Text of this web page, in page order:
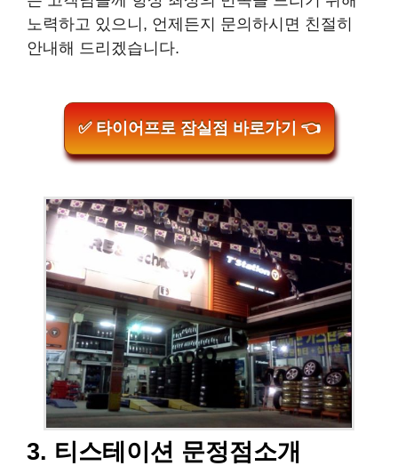
노력하고 있으니, 언제든지 문의하시면 친절히
안내해 드리겠습니다.
✅ 타이어프로 잠실점 바로가기 👈
3. 티스테이션 문정점소개